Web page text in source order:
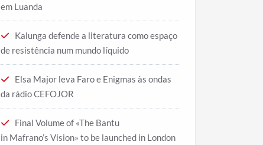
em Luanda
Kalunga defende a literatura como espaço
de resistência num mundo líquido
Elsa Major leva Faro e Enigmas às ondas
da rádio CEFOJOR
Final Volume of «The Bantu
in Mafrano’s Vision» to be launched in London